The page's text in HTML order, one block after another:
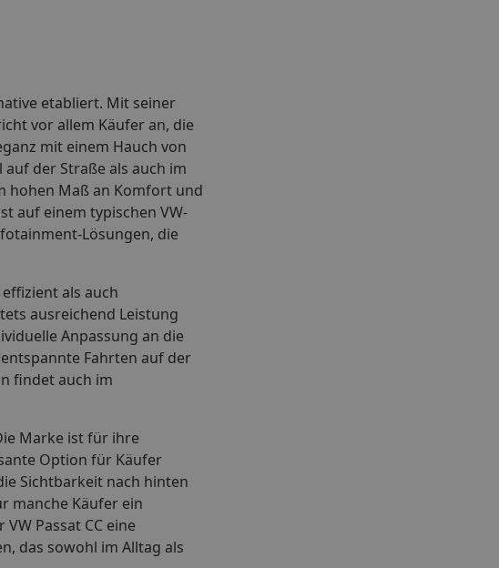
etabliert. Mit seiner
vor allem Käufer an, die
mit einem Hauch von
der Straße als auch im
hohen Maß an Komfort und
auf einem typischen VW-
Lösungen, die
als auch
ausreichend Leistung
Anpassung an die
Fahrten auf der
findet auch im
Marke ist für ihre
Option für Käufer
Sichtbarkeit nach hinten
manche Käufer ein
Passat CC eine
das sowohl im Alltag als